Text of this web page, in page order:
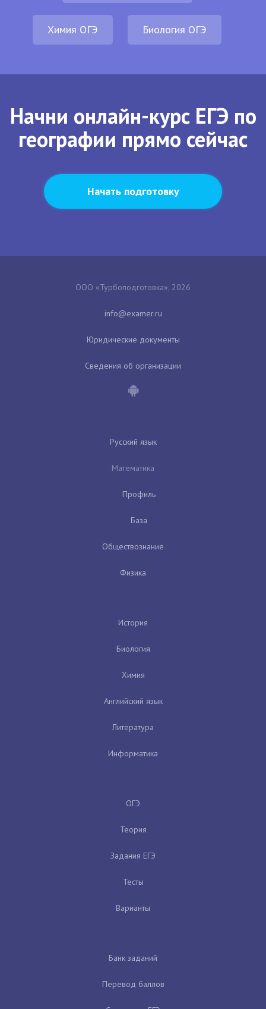
Химия ОГЭ Биология ОГЭ
Начни онлайн-курс ЕГЭ по
географии прямо сейчас
Начать подготовку
ООО «Турбоподготовка», 2026
Юридические документы
Сведения об организации
Русский язык
Математика
Профиль
База
Обществознание
Физика
История
Биология
Химия
Английский язык
Литература
Информатика
ОГЭ
Теория
Задания ЕГЭ
Тесты
Варианты
Банк заданий
Перевод баллов